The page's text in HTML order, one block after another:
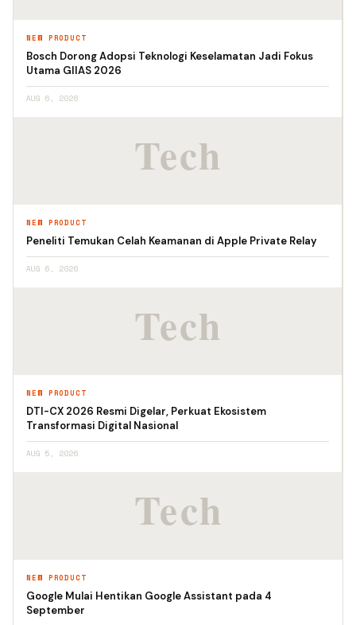
NEW PRODUCT
Bosch Dorong Adopsi Teknologi Keselamatan Jadi Fokus
Utama GIIAS 2026
AUG 6, 2026
NEW PRODUCT
Peneliti Temukan Celah Keamanan di Apple Private Relay
AUG 6, 2026
NEW PRODUCT
DTI-CX 2026 Resmi Digelar, Perkuat Ekosistem
Transformasi Digital Nasional
AUG 5, 2026
NEW PRODUCT
Google Mulai Hentikan Google Assistant pada 4
September